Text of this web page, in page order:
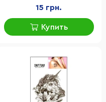
15 грн.
Купить